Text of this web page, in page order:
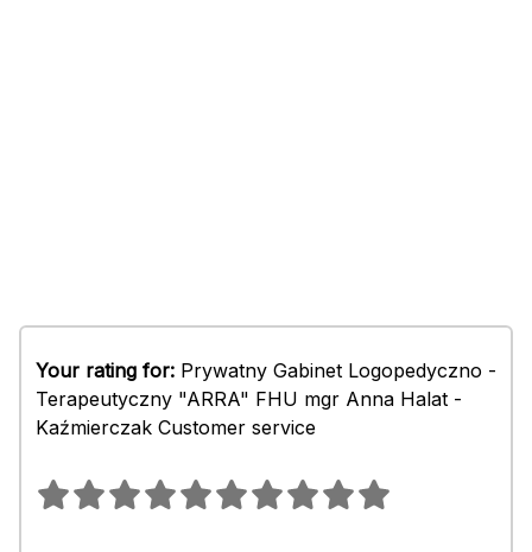
Your rating for: Prywatny Gabinet Logopedyczno -
Terapeutyczny "ARRA" FHU mgr Anna Halat -
Kaźmierczak Customer service